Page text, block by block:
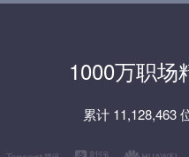
1000万职场
累计 11,128,463